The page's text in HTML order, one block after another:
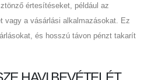
értesítéseket, például az
vagy a vásárlási alkalmazásokat. Ez
és hosszú távon pénzt takarít